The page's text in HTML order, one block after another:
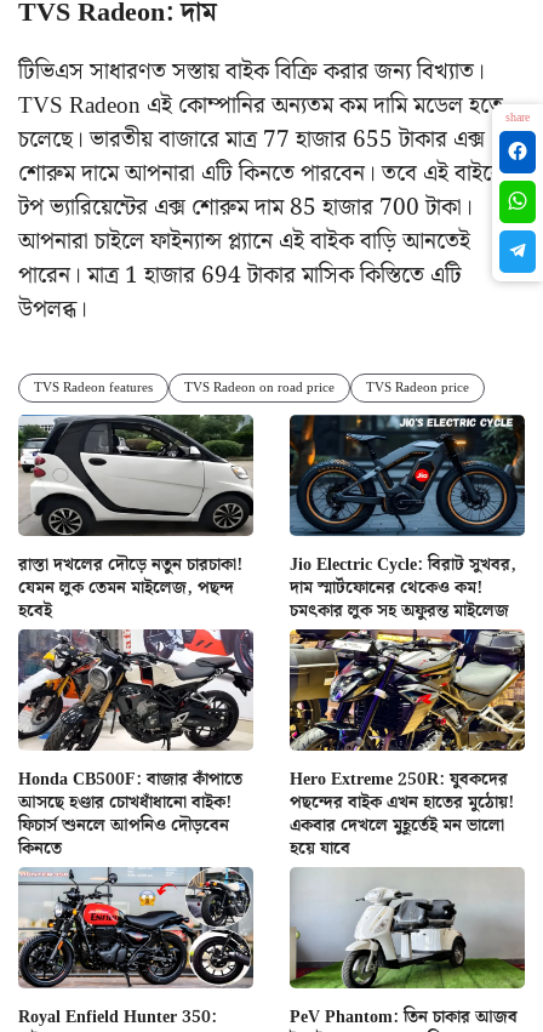
TVS Radeon: দাম
টিভিএস সাধারণত সস্তায় বাইক বিক্রি করার জন্য বিখ্যাত।
TVS Radeon এই কোম্পানির অন্যতম কম দামি মডেল হতে
চলেছে। ভারতীয় বাজারে মাত্র 77 হাজার 655 টাকার এক্স
শোরুম দামে আপনারা এটি কিনতে পারবেন। তবে এই বাইকের
টপ ভ্যারিয়েন্টের এক্স শোরুম দাম 85 হাজার 700 টাকা।
আপনারা চাইলে ফাইন্যান্স প্ল্যানে এই বাইক বাড়ি আনতেই
পারেন। মাত্র 1 হাজার 694 টাকার মাসিক কিস্তিতে এটি
উপলব্ধ।
TVS Radeon features TVS Radeon on road price TVS Radeon price
রাস্তা দখলের দৌড়ে নতুন চারচাকা!
যেমন লুক তেমন মাইলেজ, পছন্দ
হবেই
Jio Electric Cycle: বিরাট সুখবর,
দাম স্মার্টফোনের থেকেও কম!
চমৎকার লুক সহ অফুরন্ত মাইলেজ
Honda CB500F: বাজার কাঁপাতে
আসছে হণ্ডার চোখধাঁধানো বাইক!
ফিচার্স শুনলে আপনিও দৌড়বেন
কিনতে
Hero Extreme 250R: যুবকদের
পছন্দের বাইক এখন হাতের মুঠোয়!
একবার দেখলে মুহূর্তেই মন ভালো
হয়ে যাবে
Royal Enfield Hunter 350:
PeV Phantom: তিন চাকার আজব
share